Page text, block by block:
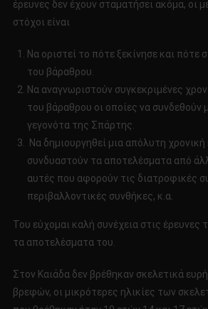
έρευνες δεν έχουν σταματήσει ακόμα, οι
στόχοι είναι
Να οριστεί το πότε ξεκίνησε και πότε
του βάραθρου.
Να αναγνωριστούν συγκεκριμένες
του βάραθρου οι οποίες να συνδεθούν
γεγονότα της Σπάρτης.
Να δημιουργηθεί μια απόλυτη χρονική
συνδυαστούν τα αποτελέσματα από
αυτές που αφορούν τις διατροφικές
περιβαλλοντικές συνθήκες, κ.α.
Του εύχομαι καλή συνέχεια στις έρευνες
τα αποτελέσματα του.
Στον Καιάδα δεν βρέθηκαν σκελετικά
βρεφών, οι μικρότερες ηλικίες των